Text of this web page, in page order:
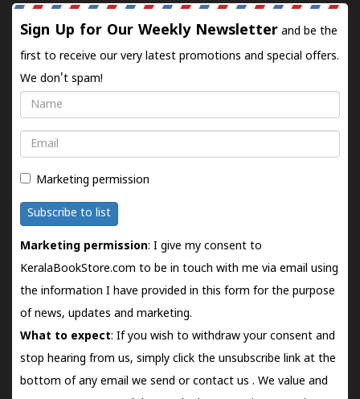
Sign Up for Our Weekly Newsletter and be the
first to receive our very latest promotions and special offers.
We don't spam!
Name
Email
Marketing permission
Subscribe to list
Marketing permission: I give my consent to
KeralaBookStore.com to be in touch with me via email using
the information I have provided in this form for the purpose
of news, updates and marketing.
What to expect: If you wish to withdraw your consent and
stop hearing from us, simply click the unsubscribe link at the
bottom of any email we send orcontact us . We value and